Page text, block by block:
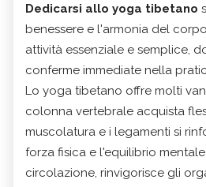
Dedicarsi allo yoga tibetano
benessere e l'armonia del
attività essenziale e semplice,
conferme immediate nella
Lo yoga tibetano offre molti
colonna vertebrale acquista
muscolatura e i legamenti si
forza fisica e l'equilibrio
circolazione, rinvigorisce gli